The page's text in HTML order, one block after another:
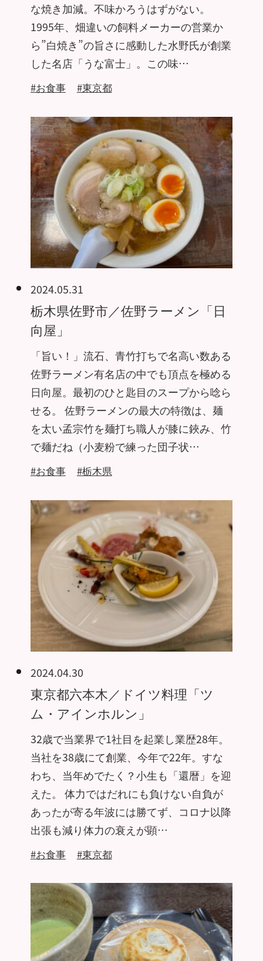
な焼き加減。不味かろうはずがない。
1995年、畑違いの飼料メーカーの営業か
ら”白焼き”の旨さに感動した水野氏が創業
した名店「うな富士」。この味…
#お食事 #東京都
2024.05.31
栃木県佐野市／佐野ラーメン「日
向屋」
「旨い！」流石、青竹打ちで名高い数ある
佐野ラーメン有名店の中でも頂点を極める
日向屋。最初のひと匙目のスープから唸ら
せる。 佐野ラーメンの最大の特徴は、麺
を太い孟宗竹を麺打ち職人が膝に鋏み、竹
で麺だね（小麦粉で練った団子状…
#お食事 #栃木県
2024.04.30
東京都六本木／ドイツ料理「ツ
ム・アインホルン」
32歳で当業界で1社目を起業し業歴28年。
当社を38歳にて創業、今年で22年。すな
わち、当年めでたく？小生も「還暦」を迎
えた。 体力ではだれにも負けない自負が
あったが寄る年波には勝てず、コロナ以降
出張も減り体力の衰えが顕…
#お食事 #東京都